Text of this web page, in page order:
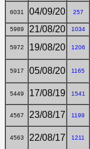
6031 04/09/20 257
5989 21/08/20 1034
5972 19/08/20 1206
5917 05/08/20 1165
5449 17/08/19 1541
4567 23/08/17 1199
4563 22/08/17 1211